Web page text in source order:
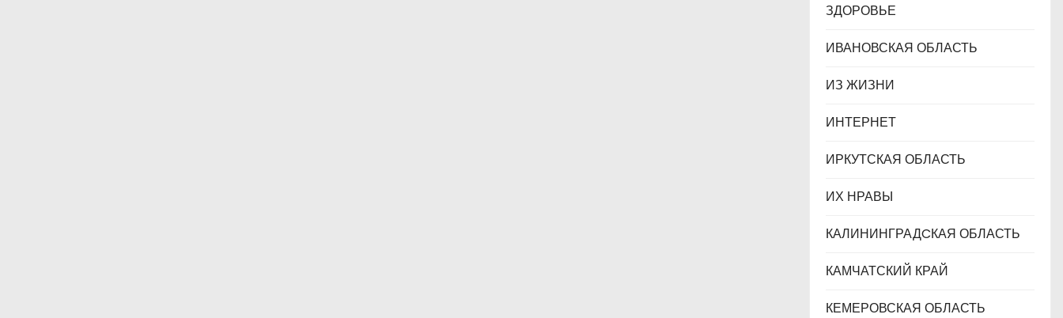
ЗДОРОВЬЕ
ИВАНОВСКАЯ ОБЛАСТЬ
ИЗ ЖИЗНИ
ИНТЕРНЕТ
ИРКУТСКАЯ ОБЛАСТЬ
ИХ НРАВЫ
КАЛИНИНГРАДCКАЯ ОБЛАСТЬ
КАМЧАТСКИЙ КРАЙ
КЕМЕРОВСКАЯ ОБЛАСТЬ